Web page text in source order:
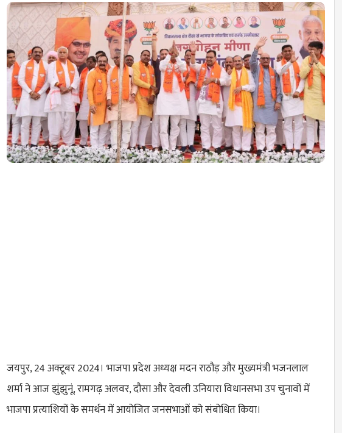
जयपुर, 24 अक्टूबर 2024। भाजपा प्रदेश अध्यक्ष मदन राठौड़ और मुख्यमंत्री भजनलाल
शर्मा ने आज झुंझुनूं, रामगढ़ अलवर, दौसा और देवली उनियारा विधानसभा उप चुनावों में
भाजपा प्रत्याशियों के समर्थन में आयोजित जनसभाओं को संबोधित किया।